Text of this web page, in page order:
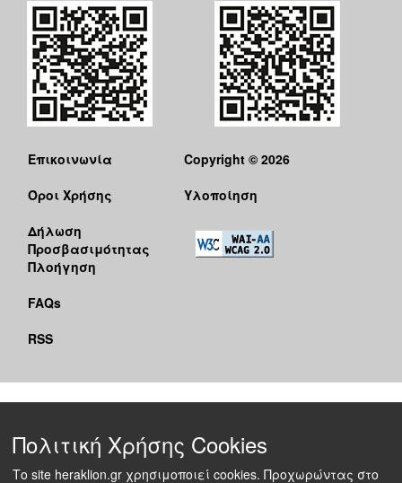
Επικοινωνία
Όροι Χρήσης
Δήλωση
Προσβασιμότητας
Πλοήγηση
FAQs
RSS
Copyright © 2026
Υλοποίηση
Πολιτική Χρήσης Cookies
Το site heraklion.gr χρησιμοποιεί cookies. Προχωρώντας στο